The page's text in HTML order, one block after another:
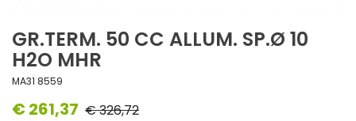
GR.TERM. 50 CC ALLUM. SP.Ø 10
H2O MHR
MA31 8559
€ 261,37 € 326,72